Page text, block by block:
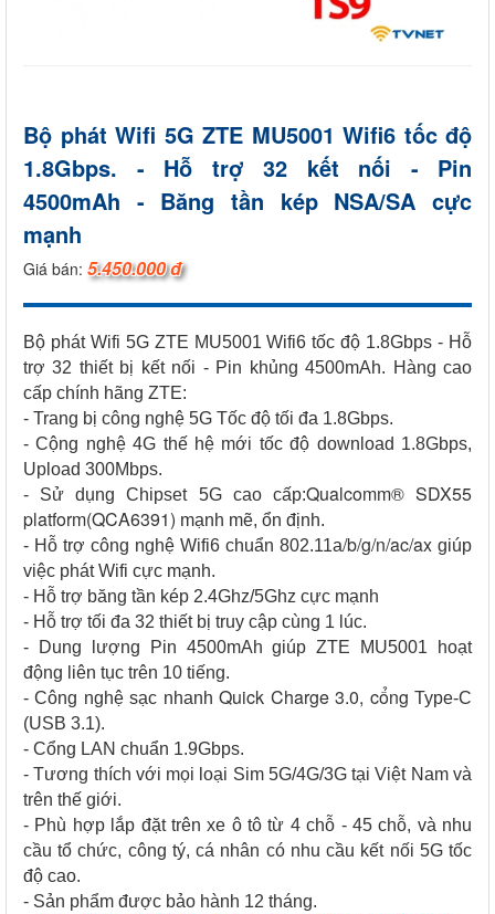
Bộ phát Wifi 5G ZTE MU5001 Wifi6 tốc độ
1.8Gbps. - Hỗ trợ 32 kết nối - Pin
4500mAh - Băng tần kép NSA/SA cực
mạnh
Giá bán: 5.450.000 đ
Bộ phát Wifi 5G ZTE MU5001 Wifi6 tốc độ 1.8Gbps - Hỗ
trợ 32 thiết bị kết nối - Pin khủng 4500mAh. Hàng cao
cấp chính hãng ZTE:
- Trang bị công nghệ 5G Tốc độ tối đa 1.8Gbps.
- Cộng nghệ 4G thế hệ mới tốc độ download 1.8Gbps,
Upload 300Mbps.
- Sử dụng Chipset 5G cao cấp:Qualcomm® SDX55
platform(QCA6391) mạnh mẽ, ổn định.
- Hỗ trợ công nghệ Wifi6 chuẩn 802.11a/b/g/n/ac/ax giúp
việc phát Wifi cực mạnh.
- Hỗ trợ băng tần kép 2.4Ghz/5Ghz cực mạnh
- Hỗ trợ tối đa 32 thiết bị truy cập cùng 1 lúc.
- Dung lượng Pin 4500mAh giúp ZTE MU5001 hoạt
động liên tục trên 10 tiếng.
- Công nghệ sạc nhanhQuick Charge 3.0, cổngType-C
(USB 3.1).
- Cổng LAN chuẩn 1.9Gbps.
- Tương thích với mọi loại Sim 5G/4G/3G tại Việt Nam và
trên thế giới.
- Phù hợp lắp đặt trên xe ô tô từ 4 chỗ - 45 chỗ, và nhu
cầu tổ chức, công tý, cá nhân có nhu cầu kết nối 5G tốc
độ cao.
- Sản phẩm được bảo hành 12 tháng.